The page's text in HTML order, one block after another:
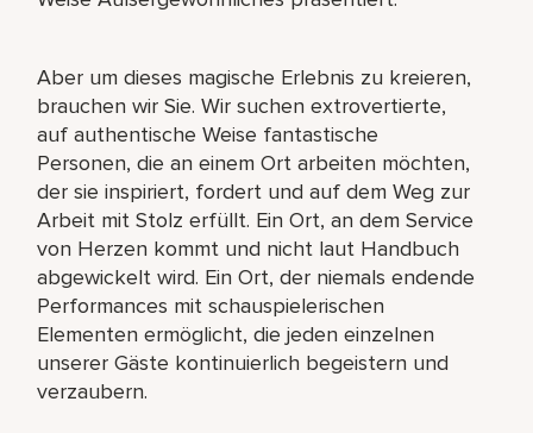
Aber um dieses magische Erlebnis zu kreieren,
brauchen wir Sie. Wir suchen extrovertierte,
auf authentische Weise fantastische
Personen, die an einem Ort arbeiten möchten,
der sie inspiriert, fordert und auf dem Weg zur
Arbeit mit Stolz erfüllt. Ein Ort, an dem Service
von Herzen kommt und nicht laut Handbuch
abgewickelt wird. Ein Ort, der niemals endende
Performances mit schauspielerischen
Elementen ermöglicht, die jeden einzelnen
unserer Gäste kontinuierlich begeistern und
verzaubern.